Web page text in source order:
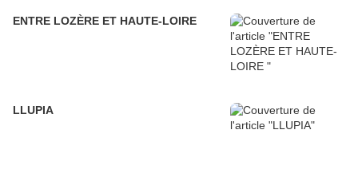
ENTRE LOZÈRE ET HAUTE-LOIRE
LLUPIA